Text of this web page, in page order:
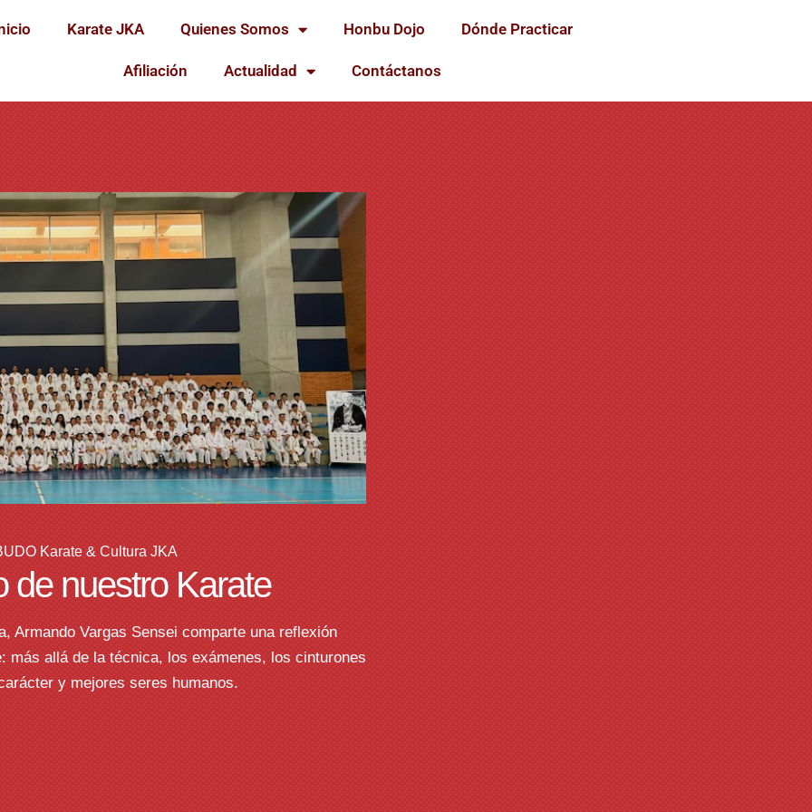
Karate JKA Quienes Somos Honbu Dojo Dónde Practicar
Afiliación Actualidad Contáctanos
Karate & Cultura JKA
de nuestro Karate
Armando Vargas Sensei comparte una reflexión
más allá de la técnica, los exámenes, los cinturones
y mejores seres humanos.